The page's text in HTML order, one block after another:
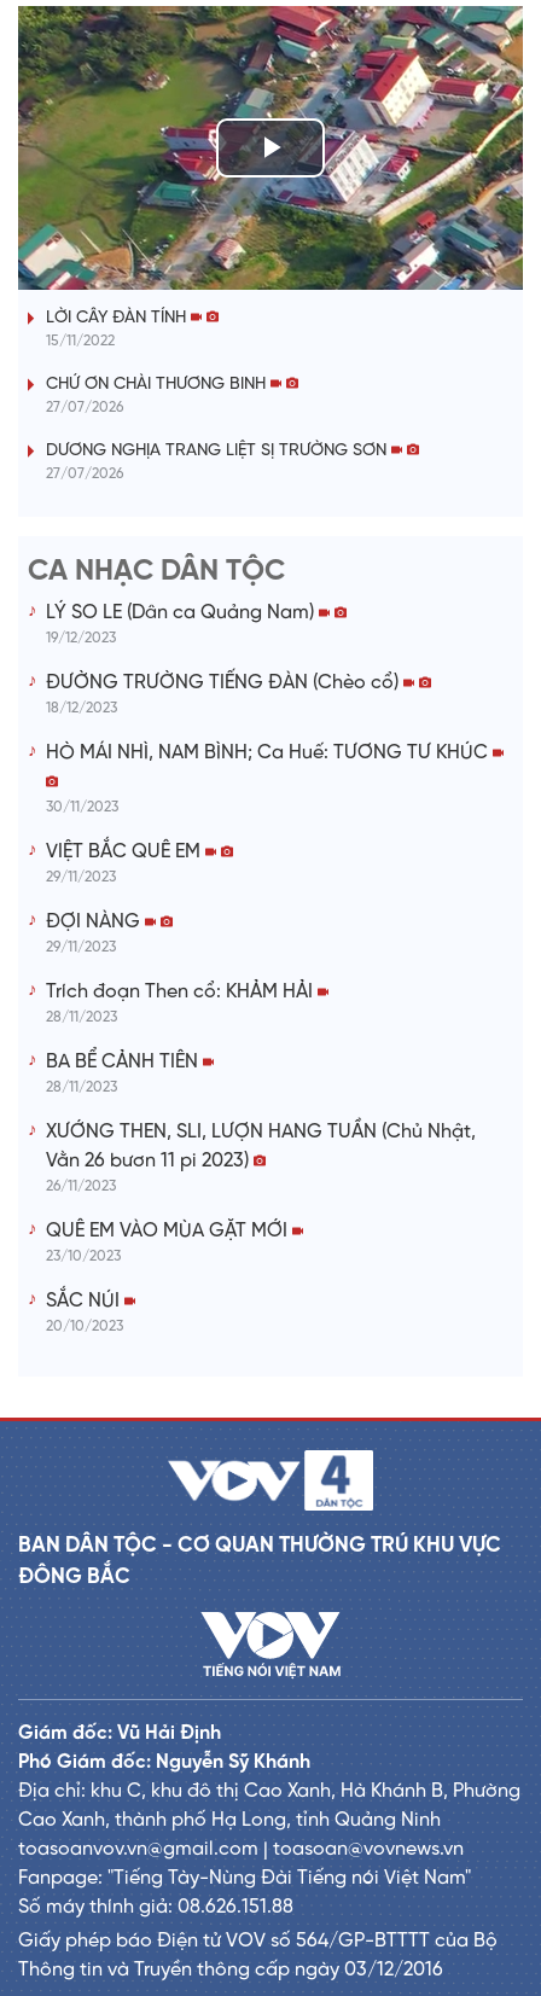
P
l
a
V
i
e
o
TIẾNG TÍNH QUÊ HƯƠNG
LỜI CÂY ĐÀN TÍNH
15/11/2022
CHỨ ƠN CHÀI THƯƠNG BINH
27/07/2026
DƯƠNG NGHỊA TRANG LIỆT SỊ TRƯỜNG SƠN
27/07/2026
CA NHẠC DÂN TỘC
LÝ SO LE (Dân ca Quảng Nam)
19/12/2023
ĐƯỜNG TRƯỜNG TIẾNG ĐÀN (Chèo cổ)
18/12/2023
HÒ MÁI NHÌ, NAM BÌNH; Ca Huế: TƯƠNG TƯ KHÚC
30/11/2023
VIỆT BẮC QUÊ EM
29/11/2023
ĐỢI NÀNG
29/11/2023
Trích đoạn Then cổ: KHẢM HẢI
28/11/2023
BA BỂ CẢNH TIÊN
28/11/2023
XƯỚNG THEN, SLI, LƯỢN HANG TUẦN (Chủ Nhật,
Vằn 26 bươn 11 pi 2023)
26/11/2023
QUÊ EM VÀO MÙA GẶT MỚI
23/10/2023
SẮC NÚI
20/10/2023
BAN DÂN TỘC - CƠ QUAN THƯỜNG TRÚ KHU VỰC
ĐÔNG BẮC
Giám đốc: Vũ Hải Định
Phó Giám đốc: Nguyễn Sỹ Khánh
Địa chỉ: khu C, khu đô thị Cao Xanh, Hà Khánh B, Phường
Cao Xanh, thành phố Hạ Long, tỉnh Quảng Ninh
toasoanvov.vn@gmail.com | toasoan@vovnews.vn
Fanpage: "Tiếng Tày-Nùng Đài Tiếng nói Việt Nam"
Số máy thính giả: 08.626.151.88
Giấy phép báo Điện tử VOV số 564/GP-BTTTT của Bộ
Thông tin và Truyền thông cấp ngày 03/12/2016